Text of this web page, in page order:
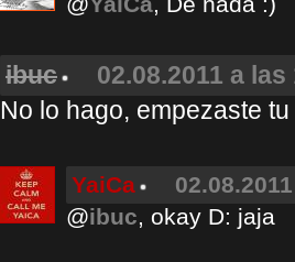
ibuc
02.08.2011 a las
No lo hago, empezaste
YaiCa
@ibuc, okay D: jaja